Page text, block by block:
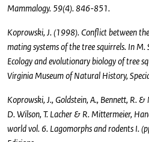
Mammalogy. 59(4). 846-851.
Koprowski, J. (1998). Conflict between
mating systems of the tree squirrels. In
Ecology and evolutionary biology of tree
Virginia Museum of Natural History,
Koprowski, J., Goldstein, A., Bennett, R.
D. Wilson, T. Lacher & R. Mittermeier,
world vol. 6. Lagomorphs and rodents I.